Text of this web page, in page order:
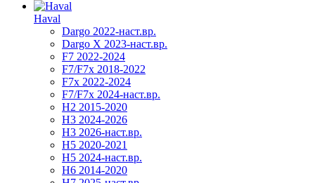
Haval
Dargo 2022-наст.вр.
Dargo X 2023-наст.вр.
F7 2022-2024
F7/F7x 2018-2022
F7x 2022-2024
F7/F7x 2024-наст.вр.
H2 2015-2020
H3 2024-2026
H3 2026-наст.вр.
H5 2020-2021
H5 2024-наст.вр.
H6 2014-2020